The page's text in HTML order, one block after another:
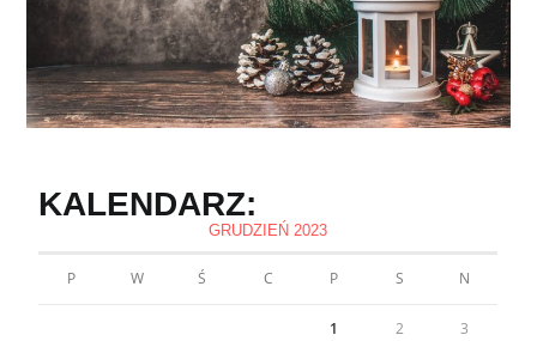
KALENDARZ:
GRUDZIEŃ 2023
P W Ś C P S N
1 2 3